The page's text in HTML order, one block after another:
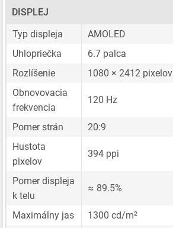
DISPLEJ
Typ displeja
AMOLED
Uhlopriečka
6.7 palca
Rozlíšenie
1080 × 2412 pixelov
Obnovovacia
frekvencia
120 Hz
Pomer strán
20:9
Hustota
pixelov
394 ppi
Pomer displeja
k telu
≈ 89.5%
Maximálny jas
1300 cd/m²